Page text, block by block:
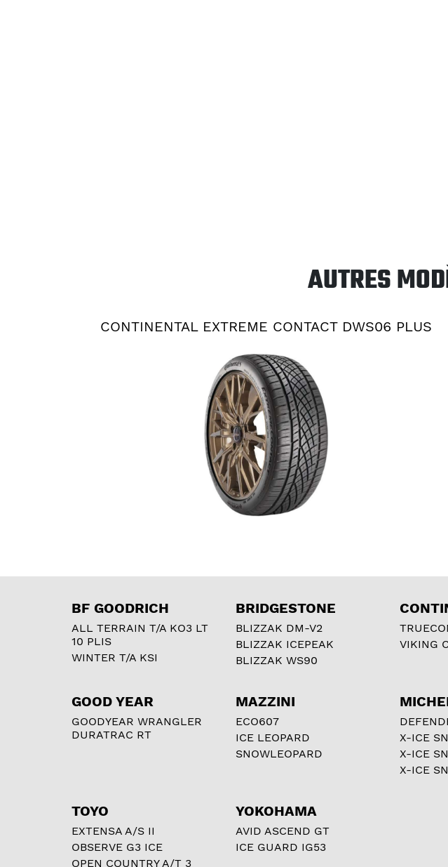
AUTRES
CONTINENTAL EXTREME CONTACT DWS06 PLUS
BF GOODRICH
ALL TERRAIN T/A KO3 LT
10 PLIS
WINTER T/A KSI
BRIDGESTONE
BLIZZAK DM-V2
BLIZZAK ICEPEAK
BLIZZAK WS90
VIKING
GOOD YEAR
GOODYEAR WRANGLER
DURATRAC RT
MAZZINI
ECO607
ICE LEOPARD
SNOWLEOPARD
X-ICE
X-ICE
X-ICE
TOYO
EXTENSA A/S II
OBSERVE G3 ICE
OPEN COUNTRY A/T 3
YOKOHAMA
AVID ASCEND GT
ICE GUARD IG53